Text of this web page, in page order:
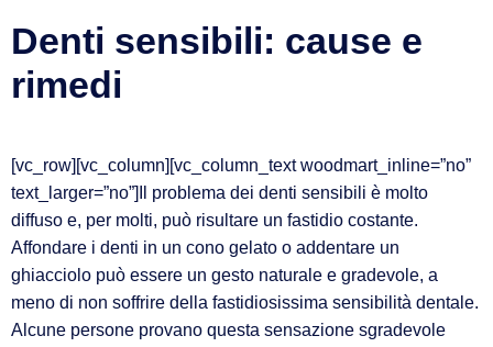
Denti sensibili: cause e
rimedi
[vc_row][vc_column][vc_column_text woodmart_inline=”no”
text_larger=”no”]Il problema dei denti sensibili è molto
diffuso e, per molti, può risultare un fastidio costante.
Affondare i denti in un cono gelato o addentare un
ghiacciolo può essere un gesto naturale e gradevole, a
meno di non soffrire della fastidiosissima sensibilità dentale.
Alcune persone provano questa sensazione sgradevole